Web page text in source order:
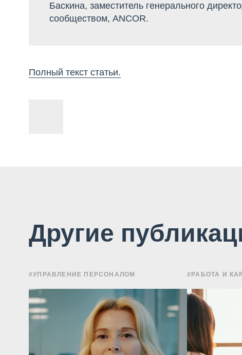
Баскина, заместитель генерального
сообществом, ANCOR.
Полный текст статьи.
Другие
#УПРАВЛЕНИЕ ПЕРСОНАЛОМ #РАБОТА И